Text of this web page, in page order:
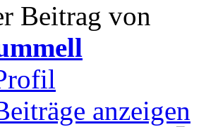
Beitrag von
anzeigen